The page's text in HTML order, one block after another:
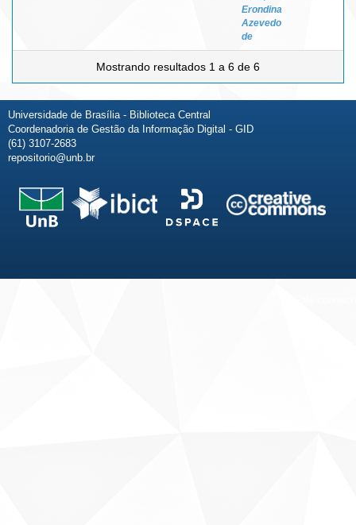
Erondina
Azevedo
de
Mostrando resultados 1 a 6 de 6
Universidade de Brasília - Biblioteca Central
Coordenadoria de Gestão da Informação Digital - GID
(61) 3107-2683
repositorio@unb.br